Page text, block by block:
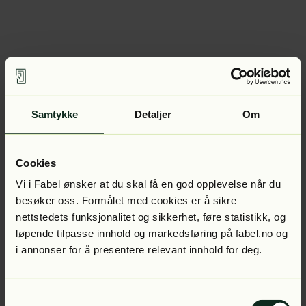
Samtykke Detaljer Om
Cookies
Vi i Fabel ønsker at du skal få en god opplevelse når du
besøker oss. Formålet med cookies er å sikre
nettstedets funksjonalitet og sikkerhet, føre statistikk, og
løpende tilpasse innhold og markedsføring på fabel.no og
i annonser for å presentere relevant innhold for deg.